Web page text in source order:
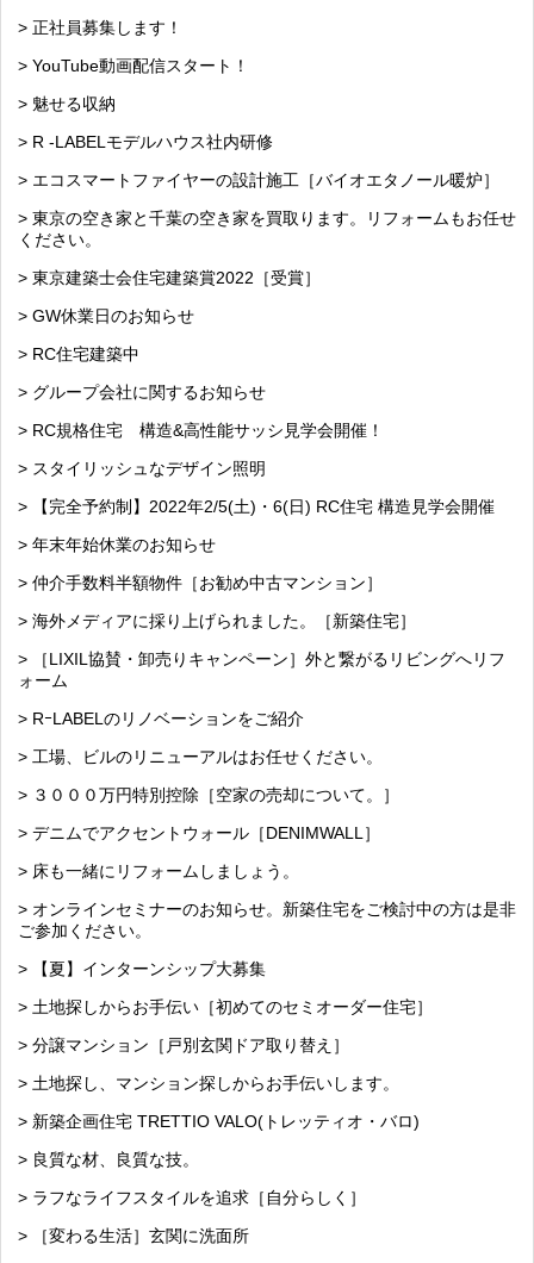
> 正社員募集します！
> YouTube動画配信スタート！
> 魅せる収納
> R -LABELモデルハウス社内研修
> エコスマートファイヤーの設計施工［バイオエタノール暖炉］
> 東京の空き家と千葉の空き家を買取ります。リフォームもお任せ
ください。
> 東京建築士会住宅建築賞2022［受賞］
> GW休業日のお知らせ
> RC住宅建築中
> グループ会社に関するお知らせ
> RC規格住宅 構造&高性能サッシ見学会開催！
> スタイリッシュなデザイン照明
> 【完全予約制】2022年2/5(土)・6(日) RC住宅 構造見学会開催
> 年末年始休業のお知らせ
> 仲介手数料半額物件［お勧め中古マンション］
> 海外メディアに採り上げられました。［新築住宅］
> ［LIXIL協賛・卸売りキャンペーン］外と繋がるリビングへリフ
ォーム
> RｰLABELのリノベーションをご紹介
> 工場、ビルのリニューアルはお任せください。
> ３０００万円特別控除［空家の売却について。］
> デニムでアクセントウォール［DENIMWALL］
> 床も一緒にリフォームしましょう。
> オンラインセミナーのお知らせ。新築住宅をご検討中の方は是非
ご参加ください。
> 【夏】インターンシップ大募集
> 土地探しからお手伝い［初めてのセミオーダー住宅］
> 分譲マンション［戸別玄関ドア取り替え］
> 土地探し、マンション探しからお手伝いします。
> 新築企画住宅 TRETTIO VALO(トレッティオ・バロ)
> 良質な材、良質な技。
> ラフなライフスタイルを追求［自分らしく］
> ［変わる生活］玄関に洗面所